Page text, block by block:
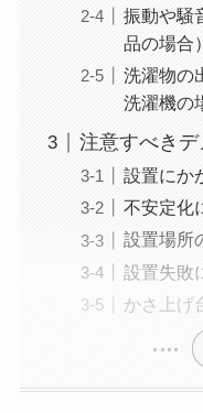
振動や騒
品の場合）
洗濯物の
洗濯機の
注意すべき
設置にか
不安定化
設置場所
設置失敗
かさ上げ